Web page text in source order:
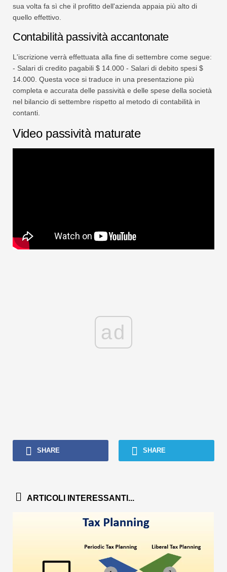
sua volta fa sì che il profitto dell'azienda appaia più alto di
quello effettivo.
Contabilità passività accantonate
L'iscrizione verrà effettuata alla fine di settembre come segue:
- Salari di credito pagabili $ 14.000 - Salari di debito spesi $
14.000. Questa voce si traduce in una presentazione più
completa e accurata delle passività e delle spese della società
nel bilancio di settembre rispetto al metodo di contabilità in
contanti.
Video passività maturate
ad
SHARE SHARE
ARTICOLI INTERESSANTI...